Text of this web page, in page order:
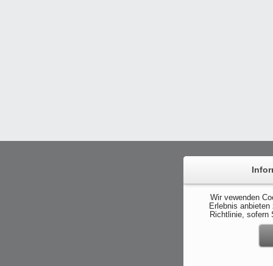
Wir vewenden
Erlebnis
Richtlinie, sofern